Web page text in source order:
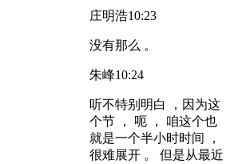
庄明浩10:23
没有那么 。
朱峰10:24
听不特别明白 ，因为这
个节 ， 呃 ， 咱这个也
就是一个半小时时间 ，
很难展开 。 但是从最近